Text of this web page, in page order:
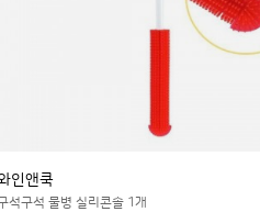
인앤쿡
석구석 물병 실리콘솔 1개